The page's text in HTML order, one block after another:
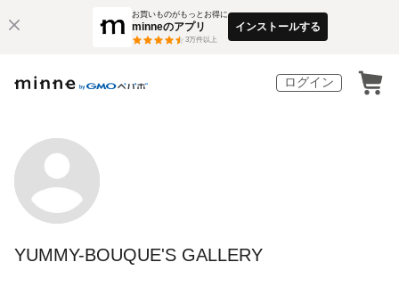
お買いものがもっとお得に
minneのアプリ
3万件以上
インストールする
ログイン
YUMMY-BOUQUE'S GALLERY